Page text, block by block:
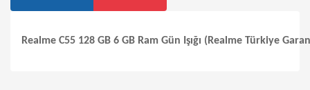
Realme C55 128 GB 6 GB Ram Gün Işığı (Realme Türkiye